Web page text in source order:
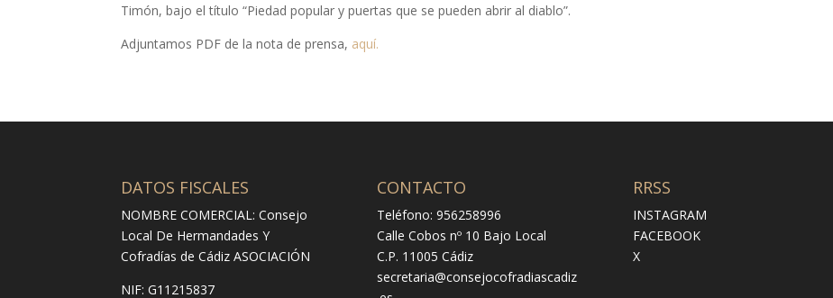
Timón, bajo el título “Piedad popular y puertas que se pueden abrir al diablo”.
Adjuntamos PDF de la nota de prensa, aquí.
DATOS FISCALES
NOMBRE COMERCIAL: Consejo
Local De Hermandades Y
Cofradías de Cádiz ASOCIACIÓN
NIF: G11215837
CONTACTO
Teléfono: 956258996
Calle Cobos nº 10 Bajo Local
C.P. 11005 Cádiz
secretaria@consejocofradiascadiz
RRSS
INSTAGRAM
FACEBOOK
X